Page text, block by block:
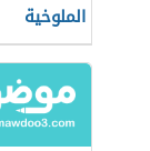
الملوخية